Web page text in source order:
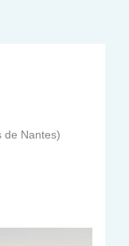
de Nantes)